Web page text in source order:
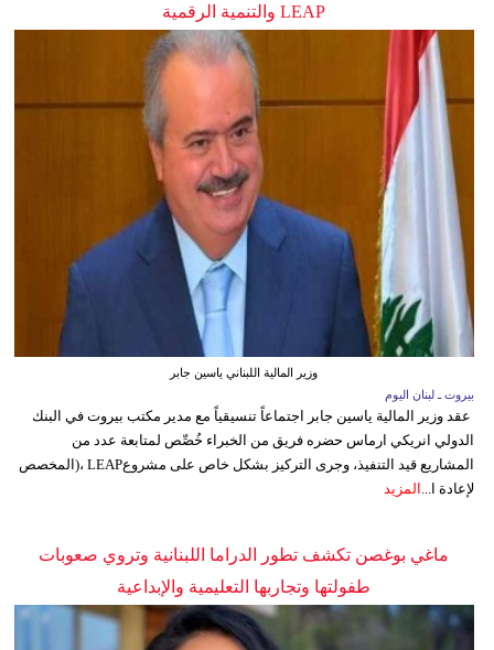
LEAP والتنمية الرقمية
وزير المالية اللبناني ياسين جابر
بيروت ـ لبنان اليوم
عقد وزير المالية ياسين جابر اجتماعاً تنسيقياً مع مدير مكتب بيروت في البنك
الدولي انريكي ارماس حضره فريق من الخبراء خُصِّص لمتابعة عدد من
المشاريع قيد التنفيذ، وجرى التركيز بشكل خاص على مشروعLEAP ،(المخصص
لإعادة ا... المزيد
ماغي بوغصن تكشف تطور الدراما اللبنانية وتروي صعوبات
طفولتها وتجاربها التعليمية والإبداعية